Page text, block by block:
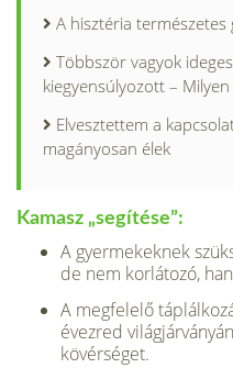
A hisztéria természetes
Többször vagyok
kiegyensúlyozott –
Elvesztettem a
magányosan élek
Kamasz „segítése”:
A gyermekeknek
de nem korlátozó,
A megfelelő
évezred
kövérséget.